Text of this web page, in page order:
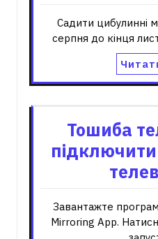
Садити цибулинні
серпня до кінця
Тошиба
Завантажте
Mirroring App.